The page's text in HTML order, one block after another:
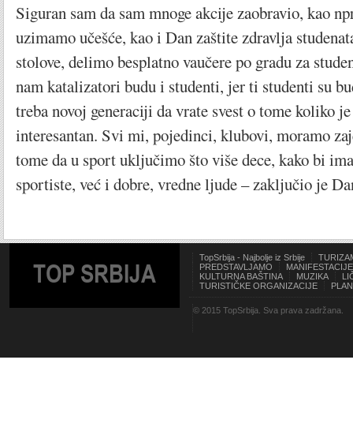
Siguran sam da sam mnoge akcije zaobravio, kao
uzimamo učešće, kao i Dan zaštite zdravlja
stolove, delimo besplatno vaučere po gradu za
nam katalizatori budu i studenti, jer ti studenti su
treba novoj generaciji da vrate svest o tome koliko
interesantan. Svi mi, pojedinci, klubovi, moramo
tome da u sport uključimo što više dece, kako bi
sportiste, već i dobre, vredne ljude – zaključio je
TOP SRBIJA
TopSrbija - Najbolje iz Srbije
PREDSTAVLJAMO
MANIFESTACIJE
KULTURNA BAŠTINA
MUZIKA
TURISTIČKE ORGANIZACIJE
© 2015 TopSrbija. Sva prava zadržana.